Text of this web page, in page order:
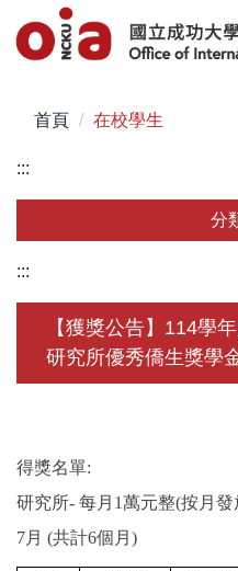
到
區
首頁 在校學生
:::
分
關於我們
未來學生
在校須知
國際鏈結
:::
【獲獎公告】114學
研究所優秀僑生獎學
得獎名單:
研究所- 每月1萬元整(按月發
7月 (共計6個月)